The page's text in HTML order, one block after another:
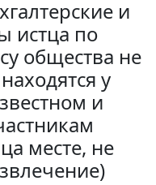
и
истца по
общества не
у
и
месте, не